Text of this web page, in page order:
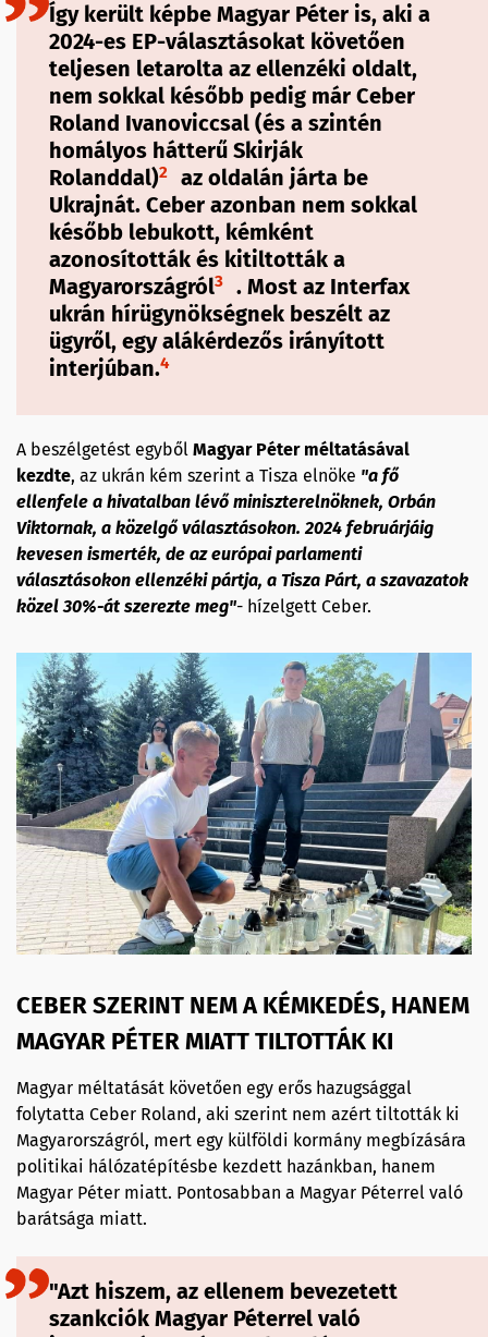
Így került képbe Magyar Péter is, aki a
2024-es EP-választásokat követően
teljesen letarolta az ellenzéki oldalt,
nem sokkal később pedig már Ceber
Roland Ivanoviccsal (és a szintén
homályos hátterű Skirják
Rolanddal)2
az oldalán járta be
Ukrajnát. Ceber azonban nem sokkal
később lebukott, kémként
azonosították és kitiltották a
Magyarországról3
. Most az Interfax
ukrán hírügynökségnek beszélt az
ügyről, egy alákérdezős irányított
interjúban.4
A beszélgetést egyből Magyar Péter méltatásával
kezdte, az ukrán kém szerint a Tisza elnöke "a fő
ellenfele a hivatalban lévő miniszterelnöknek, Orbán
Viktornak, a közelgő választásokon. 2024 februárjáig
kevesen ismerték, de az európai parlamenti
választásokon ellenzéki pártja, a Tisza Párt, a szavazatok
közel 30%-át szerezte meg"- hízelgett Ceber.
CEBER SZERINT NEM A KÉMKEDÉS, HANEM
MAGYAR PÉTER MIATT TILTOTTÁK KI
Magyar méltatását követően egy erős hazugsággal
folytatta Ceber Roland, aki szerint nem azért tiltották ki
Magyarországról, mert egy külföldi kormány megbízására
politikai hálózatépítésbe kezdett hazánkban, hanem
Magyar Péter miatt. Pontosabban a Magyar Péterrel való
barátsága miatt.
"Azt hiszem, az ellenem bevezetett
szankciók Magyar Péterrel való